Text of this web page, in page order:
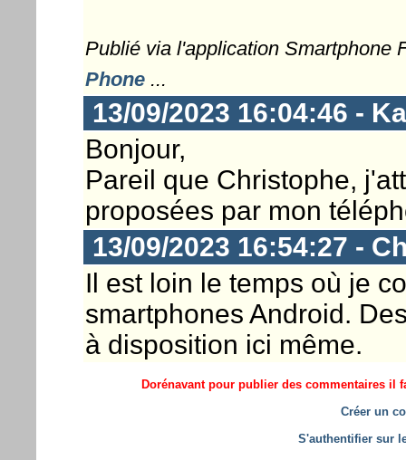
Publié via l'application Smartphone
Phone...
13/09/2023 16:04:46 -
Bonjour,
Pareil que Christophe,
proposées par mon
13/09/2023 16:54:27 -
Il est loin le temps où je
smartphones Android.
à disposition ici même.
Dorénavant pour publier des commentaires il
Créer un
S'authentifier sur